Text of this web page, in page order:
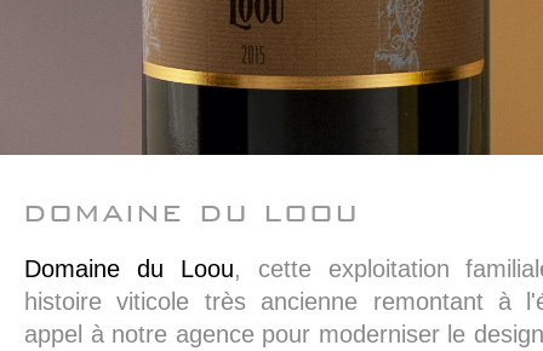
domaine du loou
Domaine du Loou, cette exploitation
histoire viticole très ancienne remontant à
appel à notre agence pour moderniser le